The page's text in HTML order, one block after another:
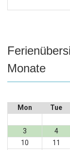
Monate
Mon
Tue
3
4
10
11